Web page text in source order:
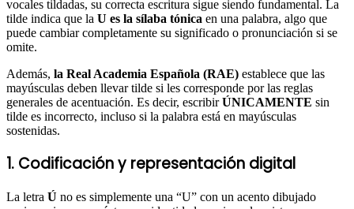
vocales tildadas, su correcta escritura sigue siendo fundamental. La
tilde indica que la U es la sílaba tónica en una palabra, algo que
puede cambiar completamente su significado o pronunciación si se
omite.
Además, la Real Academia Española (RAE) establece que las
mayúsculas deben llevar tilde si les corresponde por las reglas
generales de acentuación. Es decir, escribirÚNICAMENTE sin
tilde es incorrecto, incluso si la palabra está en mayúsculas
sostenidas.
1. Codificación y representación digital
La letra Ú no es simplemente una “U” con un acento dibujado